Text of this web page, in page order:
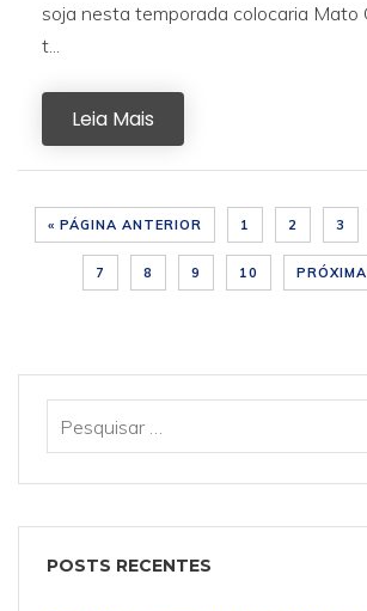
soja nesta temporada colocaria Mato
t...
Leia Mais
« PÁGINA ANTERIOR 1 2 3
7 8 9 10
POSTS RECENTES